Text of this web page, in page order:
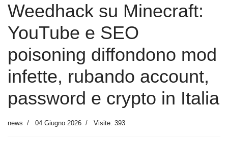
Weedhack su Minecraft:
YouTube e SEO
poisoning diffondono mod
infette, rubando account,
password e crypto in Italia
news 04 Giugno 2026 Visite: 393